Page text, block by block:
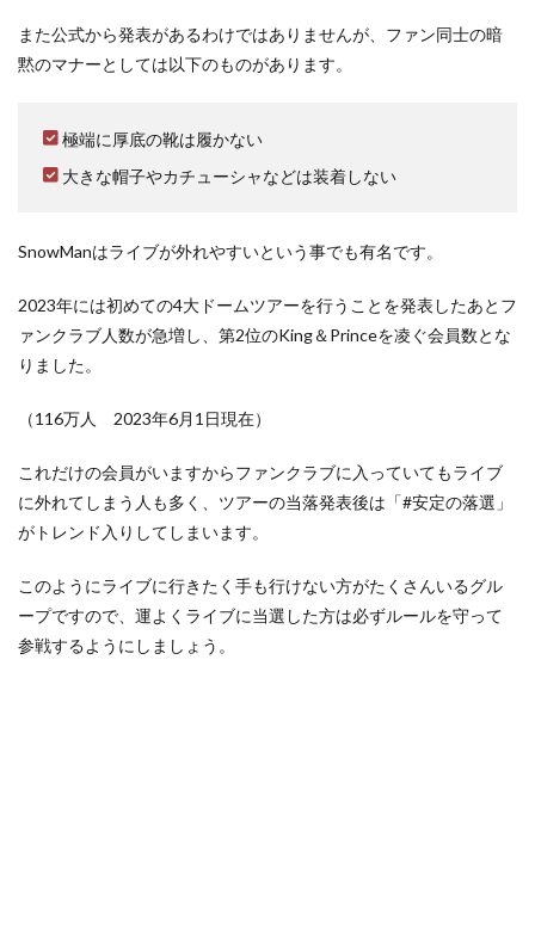
また公式から発表があるわけではありませんが、ファン同士の暗
黙のマナーとしては以下のものがあります。
極端に厚底の靴は履かない
大きな帽子やカチューシャなどは装着しない
SnowManはライブが外れやすいという事でも有名です。
2023年には初めての4大ドームツアーを行うことを発表したあとフ
ァンクラブ人数が急増し、第2位のKing＆Princeを凌ぐ会員数とな
りました。
（116万人 2023年6月1日現在）
これだけの会員がいますからファンクラブに入っていてもライブ
に外れてしまう人も多く、ツアーの当落発表後は「#安定の落選」
がトレンド入りしてしまいます。
このようにライブに行きたく手も行けない方がたくさんいるグル
ープですので、運よくライブに当選した方は必ずルールを守って
参戦するようにしましょう。